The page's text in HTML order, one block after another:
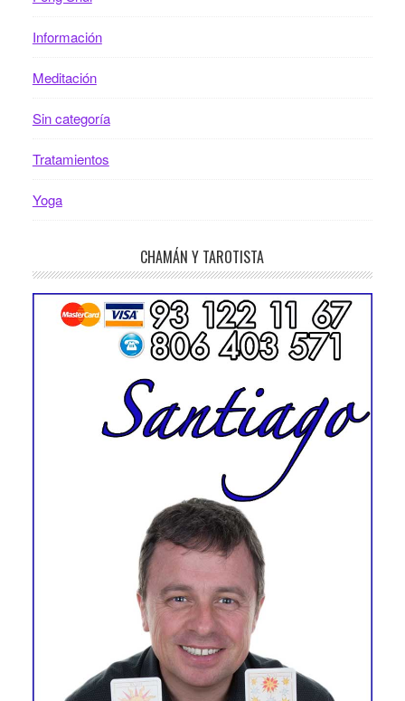
Información
Meditación
Sin categoría
Tratamientos
Yoga
CHAMÁN Y TAROTISTA